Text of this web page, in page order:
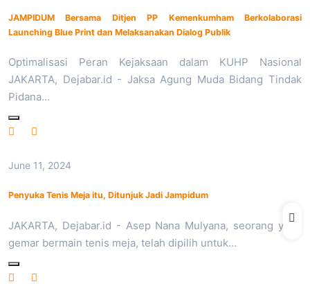
JAMPIDUM Bersama Ditjen PP Kemenkumham Berkolaborasi
Launching Blue Print dan Melaksanakan Dialog Publik
Optimalisasi Peran Kejaksaan dalam KUHP Nasional
JAKARTA, Dejabar.id - Jaksa Agung Muda Bidang Tindak
Pidana…
June 11, 2024
Penyuka Tenis Meja itu, Ditunjuk Jadi Jampidum
JAKARTA, Dejabar.id - Asep Nana Mulyana, seorang yang
gemar bermain tenis meja, telah dipilih untuk…